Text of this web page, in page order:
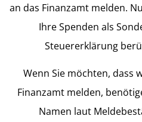
an das Finanzamt melden.
Ihre Spenden als
Steuererklärung
Wenn Sie möchten, dass
Finanzamt melden,
Namen laut